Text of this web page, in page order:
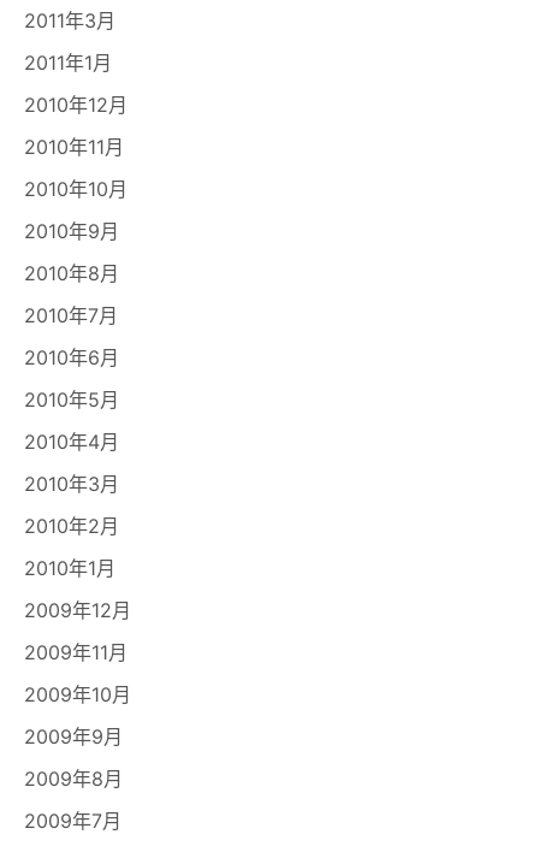
2011年3月
2011年1月
2010年12月
2010年11月
2010年10月
2010年9月
2010年8月
2010年7月
2010年6月
2010年5月
2010年4月
2010年3月
2010年2月
2010年1月
2009年12月
2009年11月
2009年10月
2009年9月
2009年8月
2009年7月